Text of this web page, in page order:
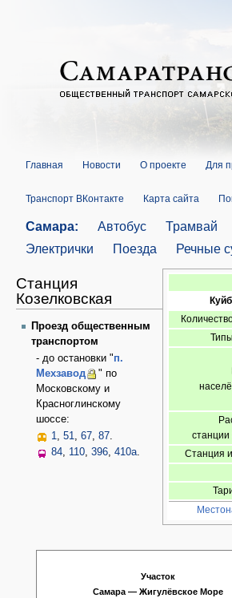
Главная Новости О проекте Для
Транспорт ВКонтакте Карта сайта
Самара: Автобус Трамвай
Электрички
Поезда Речные
Станция
Станция
Козелковская
Проезд общественным
транспортом
- до остановки "п.
Мехзавод
" по
Московскому и
Красноглинскому
шоссе:
1
,51 ,67 ,87
84
110 ,396 ,410а
Участок
Самара — Жигулёвское Море